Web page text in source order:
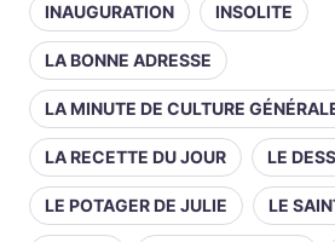
INAUGURATION INSOLITE
LA BONNE ADRESSE
LA MINUTE DE CULTURE
LA RECETTE DU JOUR LE
LE POTAGER DE JULIE LE